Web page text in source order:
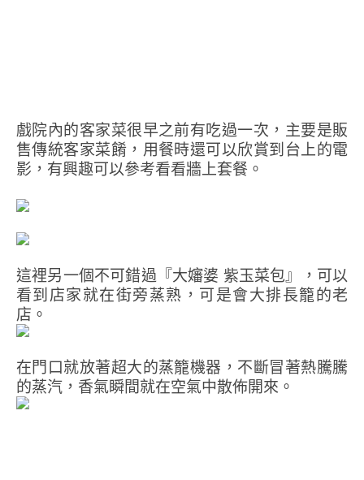
戲院內的客家菜很早之前有吃過一次，主要是販
售傳統客家菜餚，用餐時還可以欣賞到台上的電
影，有興趣可以參考看看牆上套餐。
這裡另一個不可錯過『大嬸婆 紫玉菜包』，可以
看到店家就在街旁蒸熟，可是會大排長籠的老
店。
在門口就放著超大的蒸籠機器，不斷冒著熱騰騰
的蒸汽，香氣瞬間就在空氣中散佈開來。